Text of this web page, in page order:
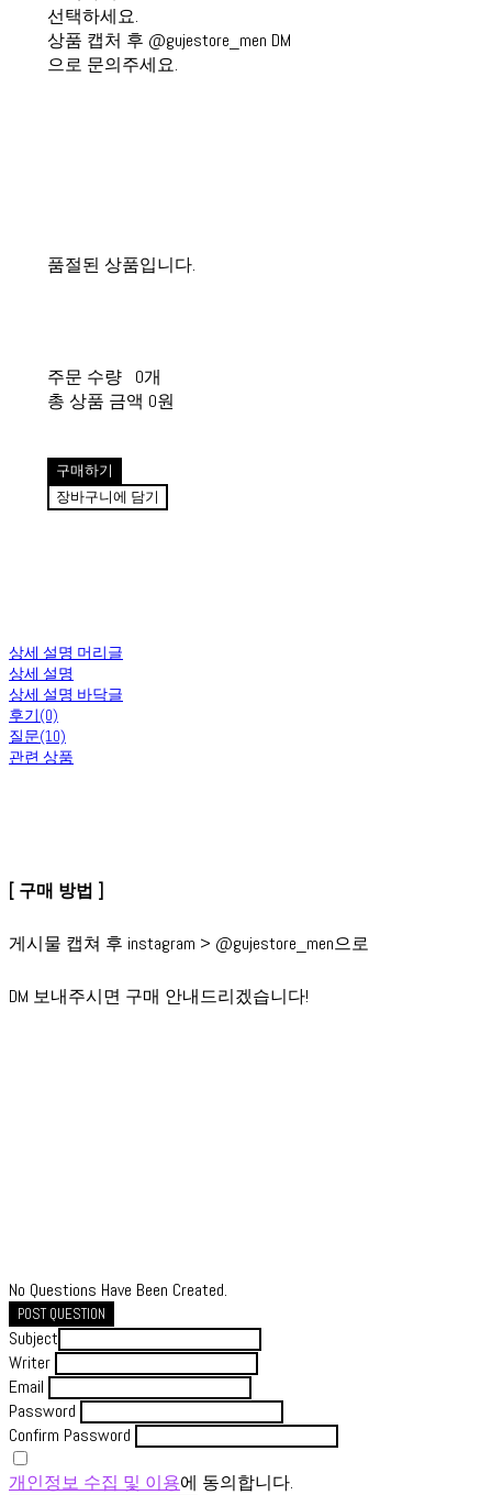
선택하세요.
상품 캡처 후 @gujestore_men DM
으로 문의주세요.
품절된 상품입니다.
주문 수량
0개
총 상품 금액 0원
구매하기
장바구니에 담기
상세 설명 머리글
상세 설명
상세 설명 바닥글
후기(0)
질문(10)
관련 상품
[ 구매 방법 ]
게시물 캡쳐 후 instagram > @gujestore_men으로
DM 보내주시면 구매 안내드리겠습니다!
No Questions Have Been Created.
POST QUESTION
Subject
Writer
Email
Password
Confirm Password
개인정보 수집 및 이용에 동의합니다.